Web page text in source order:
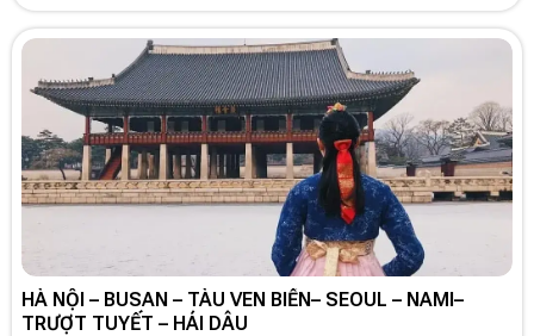
HÀ NỘI – BUSAN – TÀU VEN BIỂN– SEOUL – NAMI–
TRƯỢT TUYẾT – HÁI DÂU